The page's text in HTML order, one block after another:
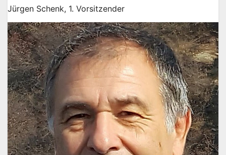
Jürgen Schenk, 1. Vorsitzender